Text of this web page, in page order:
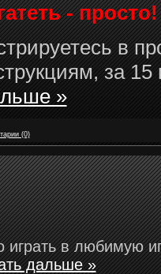
- просто!
в
за 15
»
(0)
играть в любимую
дальше »